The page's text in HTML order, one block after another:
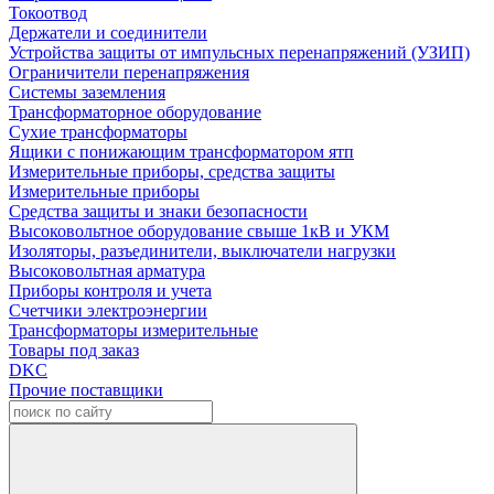
Токоотвод
Держатели и соединители
Устройства защиты от импульсных перенапряжений (УЗИП)
Ограничители перенапряжения
Системы заземления
Трансформаторное оборудование
Сухие трансформаторы
Ящики с понижающим трансформатором ятп
Измерительные приборы, средства защиты
Измерительные приборы
Средства защиты и знаки безопасности
Высоковольтное оборудование свыше 1кВ и УКМ
Изоляторы, разъединители, выключатели нагрузки
Высоковольтная арматура
Приборы контроля и учета
Счетчики электроэнергии
Трансформаторы измерительные
Товары под заказ
DKC
Прочие поставщики